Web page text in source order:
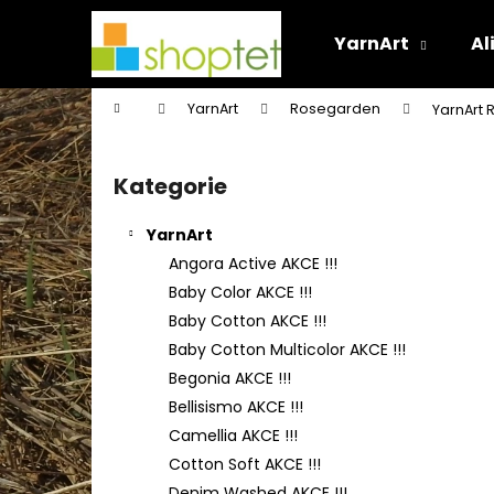
YarnArt
Domů YarnArt Rosegarden YarnArt
P
o
s
t
r
a
n
n
í
p
a
n
Přeskočit
kategorie
Kategorie
YarnArt
Angora Active AKCE !!!
Baby Color AKCE !!!
Baby Cotton AKCE !!!
Baby Cotton Multicolor AKCE !!!
Begonia AKCE !!!
Bellisismo AKCE !!!
Camellia AKCE !!!
Cotton Soft AKCE !!!
í
k
Zpět
do
obchodu
Zpět
do
obchodu